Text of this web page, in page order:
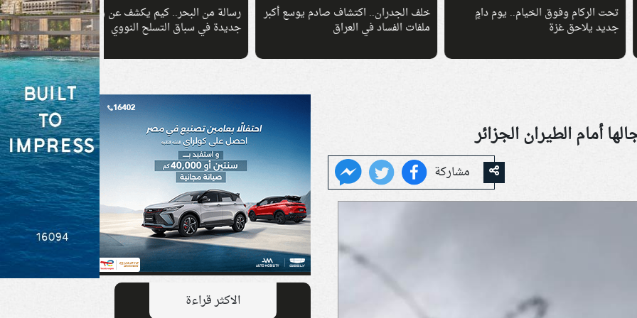
وفوق الخيام.. يوم دامٍ
يلاحق غزة
خلف الجدران.. اكتشاف صادم يوسع أكبر
ملفات الفساد في العراق
رسالة من البحر.. كيم يكشف عن ورقة
جديدة في سباق التسلح النووي دولار لمواجهة أزمة
أمام الطيران الجزائر
مشاركة
الاكثر قراءة